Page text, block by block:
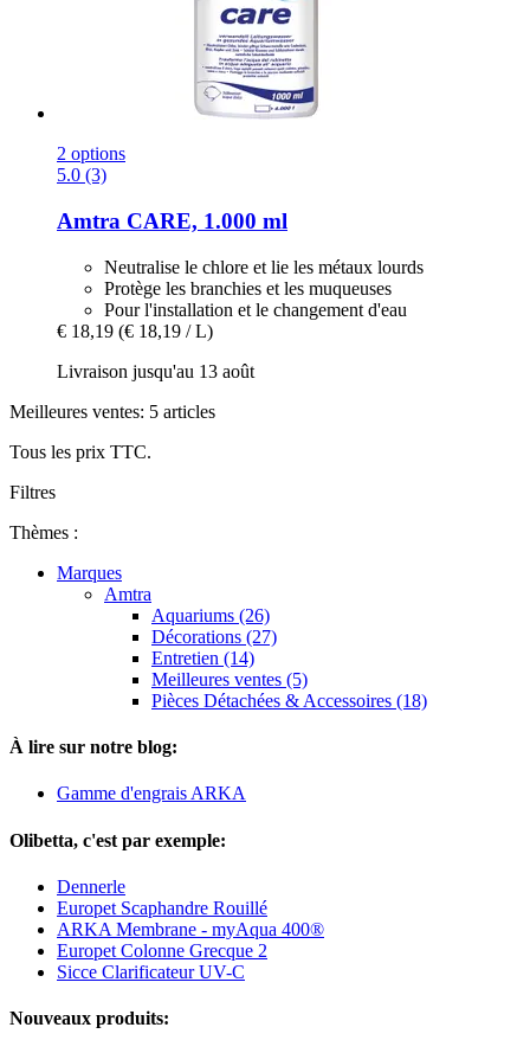
2 options
5.0 (3)
Amtra CARE, 1.000 ml
Neutralise le chlore et lie les métaux lourds
Protège les branchies et les muqueuses
Pour l'installation et le changement d'eau
€ 18,19 (€ 18,19 / L)
Livraison jusqu'au 13 août
Meilleures ventes: 5 articles
Tous les prix TTC.
Filtres
Thèmes :
Marques
Amtra
Aquariums (26)
Décorations (27)
Entretien (14)
Meilleures ventes (5)
Pièces Détachées & Accessoires (18)
À lire sur notre blog:
Gamme d'engrais ARKA
Olibetta, c'est par exemple:
Dennerle
Europet Scaphandre Rouillé
ARKA Membrane - myAqua 400®
Europet Colonne Grecque 2
Sicce Clarificateur UV-C
Nouveaux produits: